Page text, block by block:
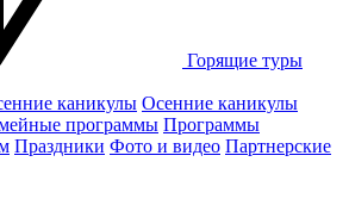
Горящие туры
каникулы Осенние каникулы
программы Программы
Праздники Фото и видео Партнерские